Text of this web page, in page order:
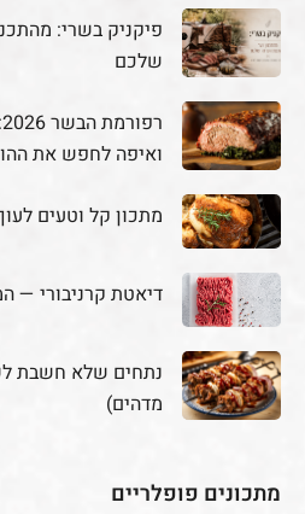
פיקניק בשרי:
שלכם
ואיפה לחפש את
מתכון קל וטעים
דיאטת קרניבורי —
נתחים שלא חשבת
מדהים)
מתכונים פופלריים